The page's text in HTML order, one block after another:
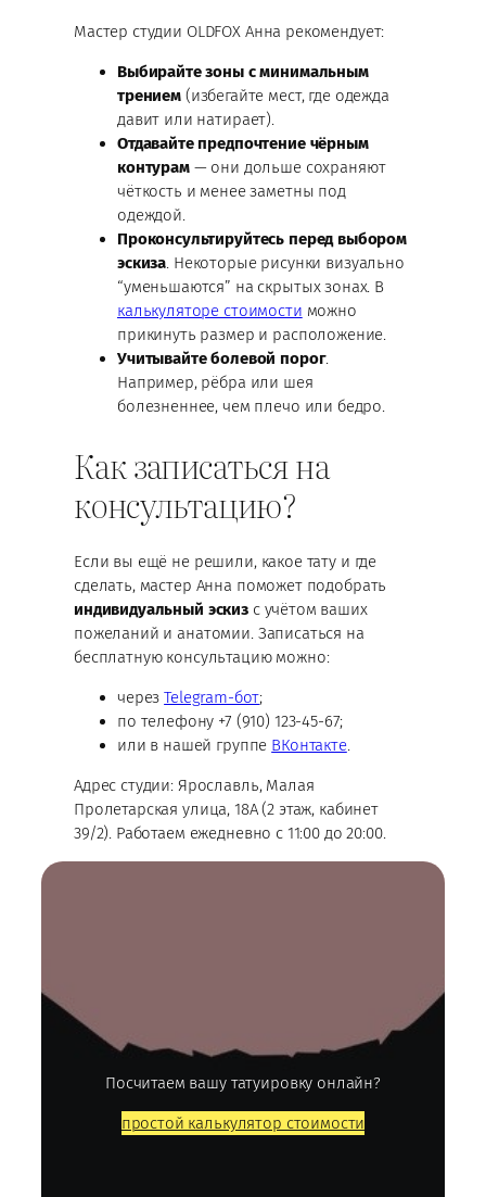
Мастер студии OLDFOX Анна рекомендует:
Выбирайте зоны с минимальным
трением(избегайте мест, где одежда
давит или натирает).
Отдавайте предпочтение чёрным
контурам— они дольше сохраняют
чёткость и менее заметны под
одеждой.
Проконсультируйтесь перед выбором
эскиза. Некоторые рисунки визуально
“уменьшаются” на скрытых зонах. В
калькуляторе стоимости можно
прикинуть размер и расположение.
Учитывайте болевой порог.
Например, рёбра или шея
болезненнее, чем плечо или бедро.
Как записаться на
консультацию?
Если вы ещё не решили, какое тату и где
сделать, мастер Анна поможет подобрать
индивидуальный эскиз с учётом ваших
пожеланий и анатомии. Записаться на
бесплатную консультацию можно:
черезTelegram-бот;
по телефону +7 (910) 123-45-67;
или в нашей группе ВКонтакте.
Адрес студии: Ярославль, Малая
Пролетарская улица, 18А (2 этаж, кабинет
39/2). Работаем ежедневно с 11:00 до 20:00.
Посчитаем вашу татуировку онлайн?
простой калькулятор стоимости